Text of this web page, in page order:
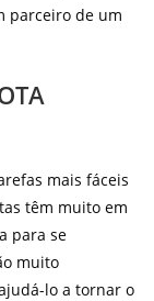
parceiro de um
mais fáceis
têm muito em
para se
muito
lo a tornar o